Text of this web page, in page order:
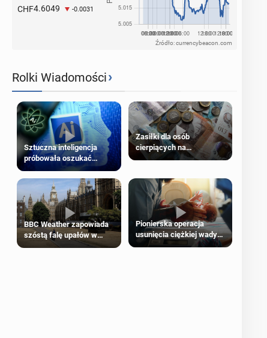
CHF4.6049 -0.0031
Źródło: currencybeacon.com
Rolki Wiadomości›
Sztuczna inteligencja
próbowała oszukać
człowieka
Zasiłki dla osób
cierpiących na
schorzenia psychiczne
BBC Weather zapowiada
szóstą falę upałów w
Londynie
Pionierska operacja
usunięcia ciężkiej wady
wrodzonej płodu w łonie